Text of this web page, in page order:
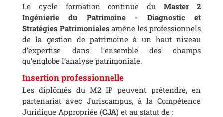
Le cycle formation continue duMaster 2
Ingénierie du Patrimoine - Diagnostic et
Stratégies Patrimoniales amène les professionnels
de la gestion de patrimoine à un haut niveau
d’expertise dans l’ensemble des champs
qu’englobe l’analyse patrimoniale.
Insertion professionnelle
Les diplômés du M2 IP peuvent prétendre, en
partenariat avec Juriscampus, à la Compétence
Juridique Appropriée (CJA) et au statut de :